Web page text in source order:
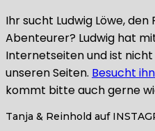
Ihr sucht Ludwig Löwe, den
Abenteurer? Ludwig hat
Internetseiten und ist
unseren Seiten. Besucht
kommt bitte auch gerne
Tanja & Reinhold auf